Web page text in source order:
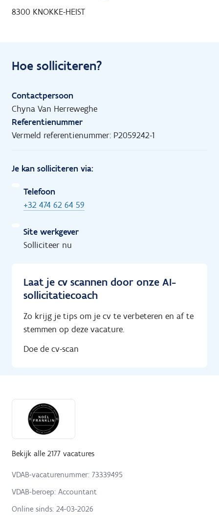
8300 KNOKKE-HEIST
Hoe solliciteren?
Contactpersoon
Chyna Van Herreweghe
Referentienummer
Vermeld referentienummer: P2059242-1
Je kan solliciteren via:
Telefoon
+32 474 62 64 59
Site werkgever
Solliciteer nu
Laat je cv scannen door onze AI-
sollicitatiecoach
Zo krijg je tips om je cv te verbeteren en af te
stemmen op deze vacature.
Doe de cv-scan
Bekijk alle 2177 vacatures
VDAB-vacaturenummer: 73339495
VDAB-beroep: Accountant
Online sinds: 24-03-2026